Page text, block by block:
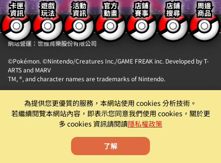
卡匣
資訊
遊戲
玩法
活動
資訊
官方
動畫
店鋪
賽事
店鋪
搜尋
周邊
商品
【隱私權政策】 【聯絡我們】
網站營運：世雅育樂股份有限公司
©Pokémon. ©Nintendo/Creatures Inc./GAME FREAK inc. Developed by T-
ARTS and MARV
TM, ®, and character names are trademarks of Nintendo.
自動販賣機』卡片商品販售服務之自動販賣機。
遊戲僅為附屬功能。原廠及代理商均有權就該遊戲為內容調整、更新、優化或
下架等機具營運相關行為。
為提供您更優質的服務，本網站使用 cookies 分析技術。
若繼續閱覽本網站內容，即表示您同意我們使用 cookies，關於更
多 cookies 資訊請閱讀隱私權政策
了解